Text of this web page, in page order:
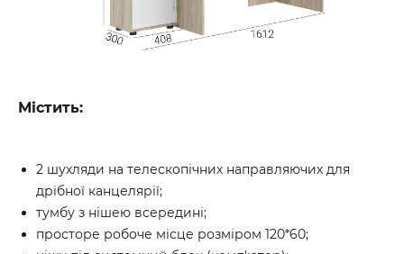
Містить:
2 шухляди на телескопічних направляючих для
дрібної канцелярії;
тумбу з нішею всередині;
просторе робоче місце розміром 120*60;